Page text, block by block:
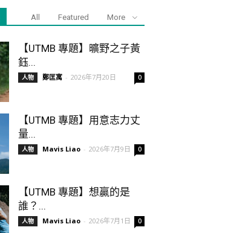
All Featured More
【UTMB 專題】曠野之子黃
鈺...
人物 鄭匡寓 - 2026年7月20日 0
【UTMB 專題】用意志力丈
量...
人物 Mavis Liao - 2026年7月9日 0
【UTMB 專題】想贏的是
誰？...
人物 Mavis Liao - 2026年7月1日 0